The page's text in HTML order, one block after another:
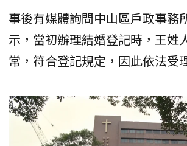
事後有媒體詢問中山區戶政事務
示，當初辦理結婚登記時，王姓
常，符合登記規定，因此依法受